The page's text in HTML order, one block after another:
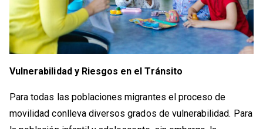
Vulnerabilidad y Riesgos en el Tránsito
Para todas las poblaciones migrantes el proceso de
movilidad conlleva diversos grados de vulnerabilidad. Para